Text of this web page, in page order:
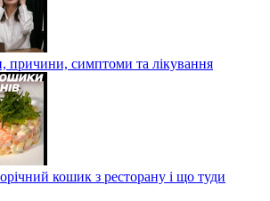
причини, симптоми та лікування
кошик з ресторану і що туди